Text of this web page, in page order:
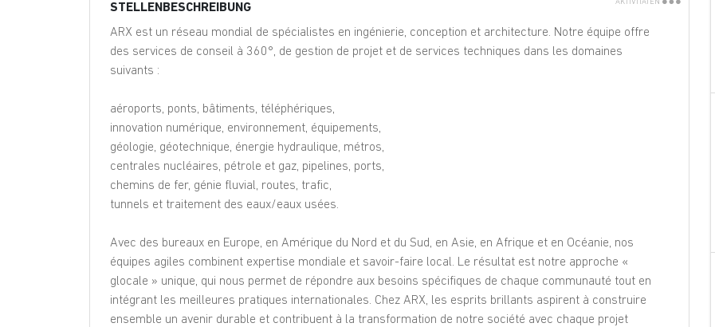
Ausdrucken
Teilen
STELLENBESCHREIBUNG
ARX est un réseau mondial de spécialistes en ingénierie, conception et architecture. Notre équipe offre
des services de conseil à 360°, de gestion de projet et de services techniques dans les domaines
suivants :
aéroports, ponts, bâtiments, téléphériques,
innovation numérique, environnement, équipements,
géologie, géotechnique, énergie hydraulique, métros,
centrales nucléaires, pétrole et gaz, pipelines, ports,
chemins de fer, génie fluvial, routes, trafic,
tunnels et traitement des eaux/eaux usées.
Avec des bureaux en Europe, en Amérique du Nord et du Sud, en Asie, en Afrique et en Océanie, nos
équipes agiles combinent expertise mondiale et savoir-faire local. Le résultat est notre approche «
glocale » unique, qui nous permet de répondre aux besoins spécifiques de chaque communauté tout en
intégrant les meilleures pratiques internationales. Chez ARX, les esprits brillants aspirent à construire
ensemble un avenir durable et contribuent à la transformation de notre société avec chaque projet